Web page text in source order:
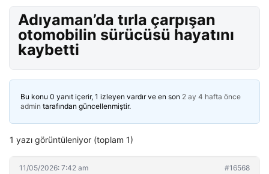
Adıyaman’da tırla çarpışan
otomobilin sürücüsü hayatını
kaybetti
Bu konu 0 yanıt içerir, 1 izleyen vardır ve en son 2 ay 4 hafta önce
admin tarafından güncellenmiştir.
1 yazı görüntüleniyor (toplam 1)
11/05/2026: 7:42 am #16568